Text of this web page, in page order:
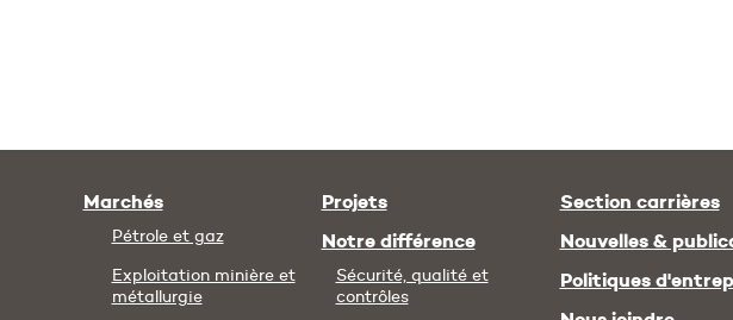
Marchés
Pétrole et gaz
Exploitation minière et
métallurgie
Projets
Notre différence
Sécurité, qualité et
contrôles
Section carrières
Nouvelles &
Politiques